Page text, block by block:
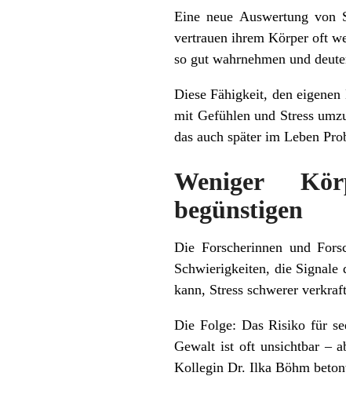
Eine neue Auswertung von
vertrauen ihrem Körper oft
so gut wahrnehmen und
Diese Fähigkeit, den
mit Gefühlen und Stress
das auch später im Leben
Weniger
begünstigen
Die Forscherinnen und
Schwierigkeiten, die Signale
kann, Stress schwerer
Die Folge: Das Risiko für
Gewalt ist oft unsichtbar –
Kollegin Dr. Ilka Böhm